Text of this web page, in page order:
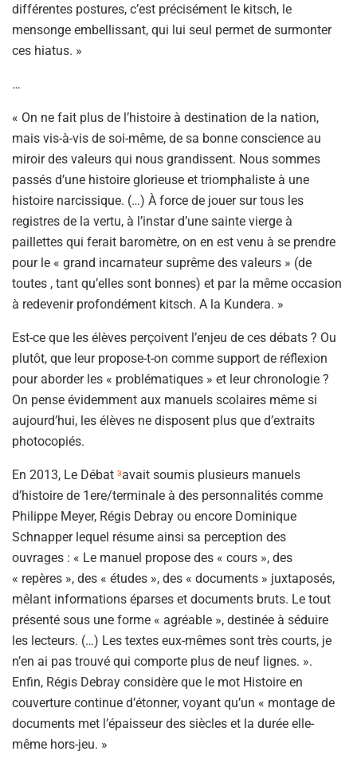
différentes postures, c’est précisément le kitsch, le
mensonge embellissant, qui lui seul permet de surmonter
ces hiatus. »
…
« On ne fait plus de l’histoire à destination de la nation,
mais vis-à-vis de soi-même, de sa bonne conscience au
miroir des valeurs qui nous grandissent. Nous sommes
passés d’une histoire glorieuse et triomphaliste à une
histoire narcissique. (…) À force de jouer sur tous les
registres de la vertu, à l’instar d’une sainte vierge à
paillettes qui ferait baromètre, on en est venu à se prendre
pour le « grand incarnateur suprême des valeurs » (de
toutes , tant qu’elles sont bonnes) et par la même occasion
à redevenir profondément kitsch. A la Kundera. »
Est-ce que les élèves perçoivent l’enjeu de ces débats ? Ou
plutôt, que leur propose-t-on comme support de réflexion
pour aborder les « problématiques » et leur chronologie ?
On pense évidemment aux manuels scolaires même si
aujourd’hui, les élèves ne disposent plus que d’extraits
photocopiés.
En 2013, Le Débat 3avait soumis plusieurs manuels
d’histoire de 1ere/terminale à des personnalités comme
Philippe Meyer, Régis Debray ou encore Dominique
Schnapper lequel résume ainsi sa perception des
ouvrages : « Le manuel propose des « cours », des
« repères », des « études », des « documents » juxtaposés,
mêlant informations éparses et documents bruts. Le tout
présenté sous une forme « agréable », destinée à séduire
les lecteurs. (…) Les textes eux-mêmes sont très courts, je
n’en ai pas trouvé qui comporte plus de neuf lignes. ».
Enfin, Régis Debray considère que le mot Histoire en
couverture continue d’étonner, voyant qu’un « montage de
documents met l’épaisseur des siècles et la durée elle-
même hors-jeu. »